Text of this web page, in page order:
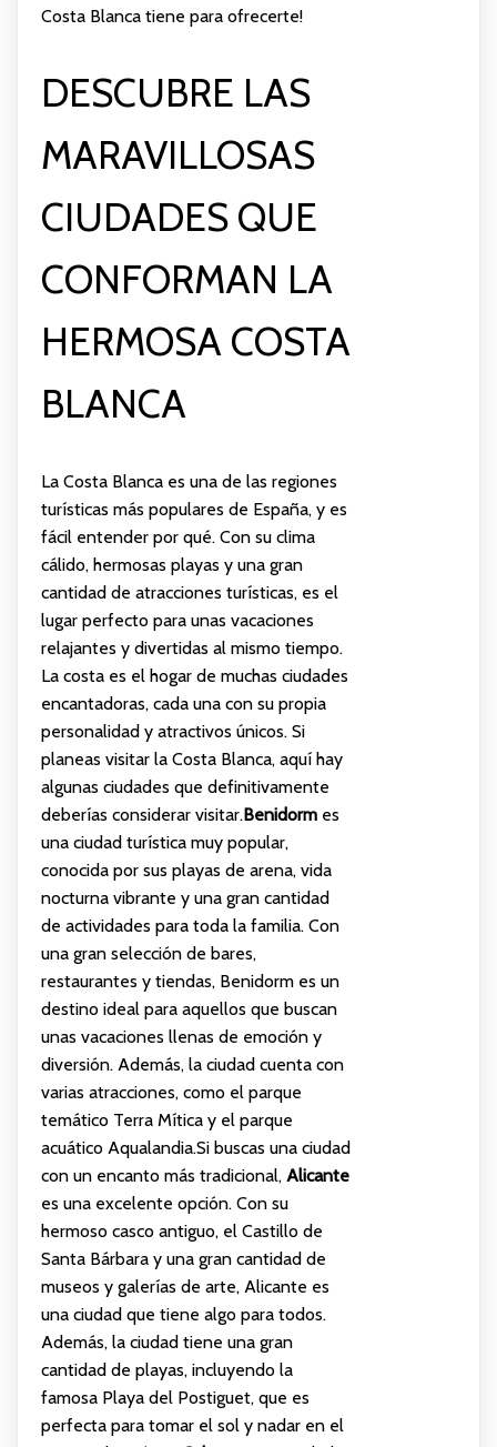
Costa Blanca tiene para ofrecerte!
DESCUBRE LAS
MARAVILLOSAS
CIUDADES QUE
CONFORMAN LA
HERMOSA COSTA
BLANCA
La Costa Blanca es una de las regiones
turísticas más populares de España, y es
fácil entender por qué. Con su clima
cálido, hermosas playas y una gran
cantidad de atracciones turísticas, es el
lugar perfecto para unas vacaciones
relajantes y divertidas al mismo tiempo.
La costa es el hogar de muchas ciudades
encantadoras, cada una con su propia
personalidad y atractivos únicos. Si
planeas visitar la Costa Blanca, aquí hay
algunas ciudades que definitivamente
deberías considerar visitar.Benidormes
una ciudad turística muy popular,
conocida por sus playas de arena, vida
nocturna vibrante y una gran cantidad
de actividades para toda la familia. Con
una gran selección de bares,
restaurantes y tiendas, Benidorm es un
destino ideal para aquellos que buscan
unas vacaciones llenas de emoción y
diversión. Además, la ciudad cuenta con
varias atracciones, como el parque
temático Terra Mítica y el parque
acuático Aqualandia.Si buscas una ciudad
con un encanto más tradicional, Alicante
es una excelente opción. Con su
hermoso casco antiguo, el Castillo de
Santa Bárbara y una gran cantidad de
museos y galerías de arte, Alicante es
una ciudad que tiene algo para todos.
Además, la ciudad tiene una gran
cantidad de playas, incluyendo la
famosa Playa del Postiguet, que es
perfecta para tomar el sol y nadar en el